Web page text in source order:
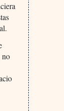
no